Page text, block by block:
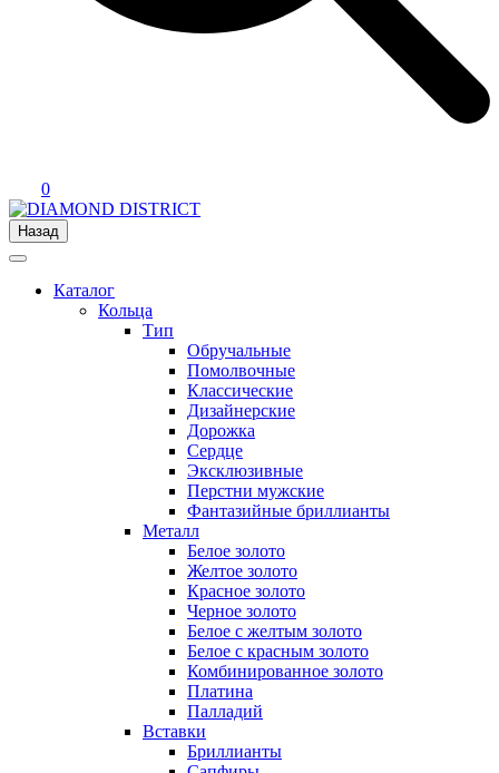
0
Назад
Каталог
Кольца
Тип
Обручальные
Помолвочные
Классические
Дизайнерские
Дорожка
Сердце
Эксклюзивные
Перстни мужские
Фантазийные бриллианты
Металл
Белое золото
Желтое золото
Красное золото
Черное золото
Белое с желтым золото
Белое с красным золото
Комбинированное золото
Платина
Палладий
Вставки
Бриллианты